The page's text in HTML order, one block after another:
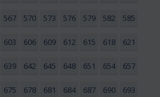
567 570 573 576 579 582 585
603 606 609 612 615 618 621
639 642 645 648 651 654 657
675 678 681 684 687 690 693